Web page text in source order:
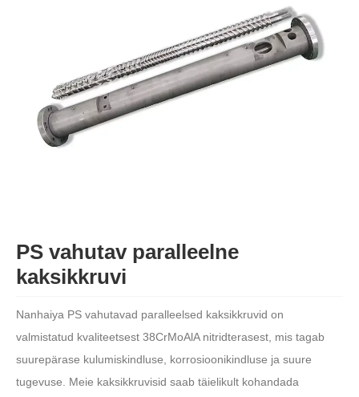
PS vahutav paralleelne
kaksikkruvi
Nanhaiya PS vahutavad paralleelsed kaksikkruvid on
valmistatud kvaliteetsest 38CrMoAlA nitridterasest, mis tagab
suurepärase kulumiskindluse, korrosioonikindluse ja suure
tugevuse. Meie kaksikkruvisid saab täielikult kohandada